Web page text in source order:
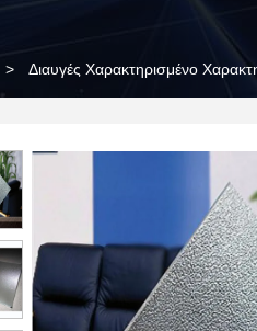
> Διαυγές Χαρακτηρισμένο